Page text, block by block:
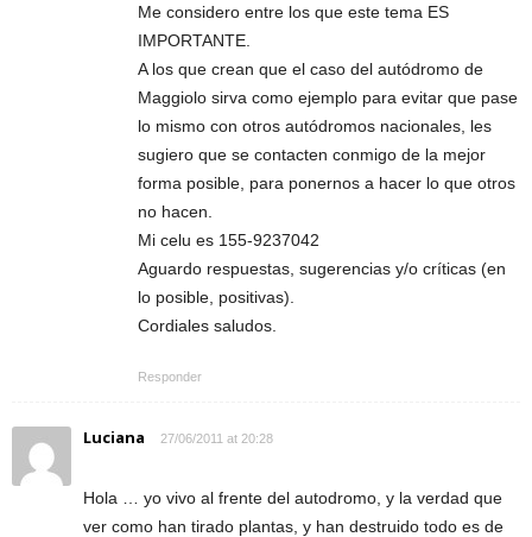
Me considero entre los que este tema ES
IMPORTANTE.
A los que crean que el caso del autódromo de
Maggiolo sirva como ejemplo para evitar que pase
lo mismo con otros autódromos nacionales, les
sugiero que se contacten conmigo de la mejor
forma posible, para ponernos a hacer lo que otros
no hacen.
Mi celu es 155-9237042
Aguardo respuestas, sugerencias y/o críticas (en
lo posible, positivas).
Cordiales saludos.
Responder
Luciana 27/06/2011 at 20:28
Hola … yo vivo al frente del autodromo, y la verdad que
ver como han tirado plantas, y han destruido todo es de